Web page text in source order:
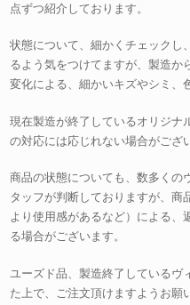
点ずつ紹介しております。
状態について、細かくチェックし
るよう気をつけてますが、製造か
変化による、細かいキズやシミ、
現在製造が終了しているオリジナ
の対応には応じれない場合がござ
商品の状態についても、数多くの
タッフが判断しておりますが、商
より使用感があるなど）による、
る場合がございます。
ユーズド品、製造終了しているヴ
た上で、ご注文頂けますようお願